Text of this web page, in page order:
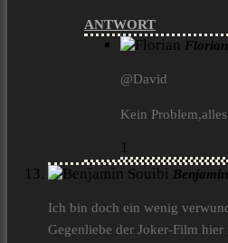
ANTWORT
Florian
@David
Kein
1
Ich bin doch ein wenig
Gegenliebe der Joker-Film